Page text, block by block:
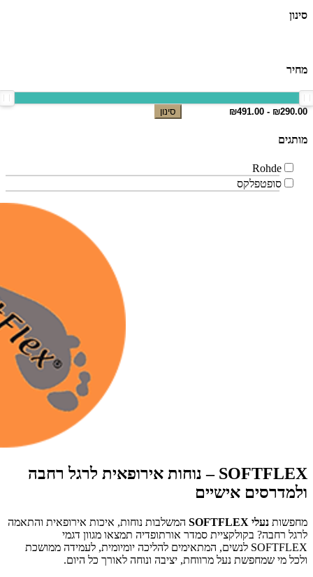
סינון
מחיר
סינון
מותגים
Rohde
סופטפלקס
SOFTFLEX – נוחות אירופאית לרגל רחבה
ולמדרסים אישיים
מחפשות נעלי SOFTFLEX
המשלבות נוחות, איכות אירופאית והתאמה
לרגל רחבה? בקולקציית סמדר אורתופדיה תמצאו מגוון דגמי
SOFTFLEX לנשים, המתאימים להליכה יומיומית, לעמידה ממושכת
ולכל מי שמחפשת נעל מרווחת, יציבה ונוחה לאורך כל היום.